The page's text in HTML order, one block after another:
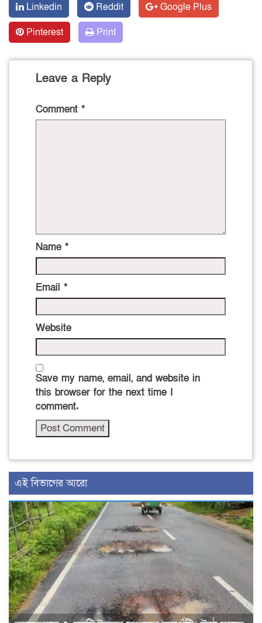
Linkedin
Reddit
Google Plus
Pinterest
Print
Leave a Reply
Comment *
Name *
Email *
Website
Save my name, email, and website in
this browser for the next time I
comment.
এই বিভাগের আরো